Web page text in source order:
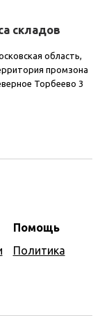
Помощь
Политика
складов
область,
промзона
Торбеево 3